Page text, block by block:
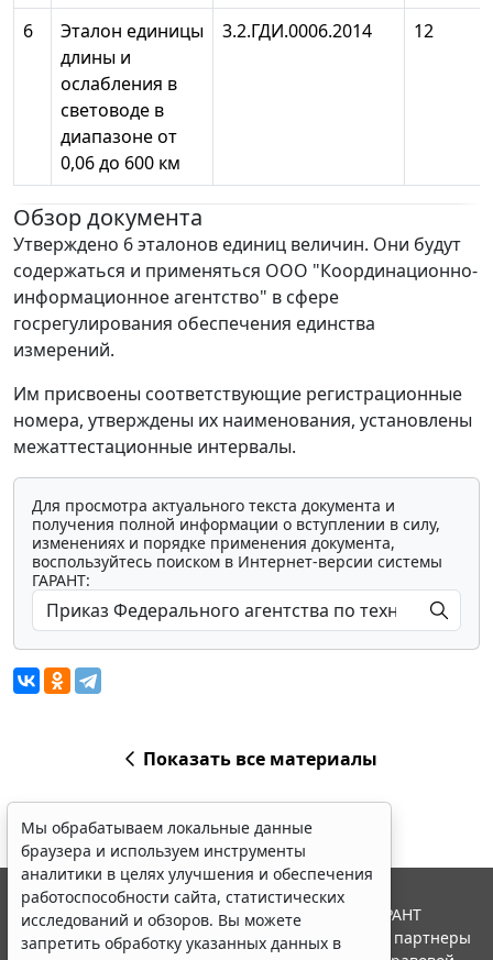
6
Эталон единицы
длины и
ослабления в
световоде в
диапазоне от
0,06 до 600 км
3.2.ГДИ.0006.2014 12
Обзор документа
Утверждено 6 эталонов единиц величин. Они будут
содержаться и применяться ООО "Координационно-
информационное агентство" в сфере
госрегулирования обеспечения единства
измерений.
Им присвоены соответствующие регистрационные
номера, утверждены их наименования, установлены
межаттестационные интервалы.
Для просмотра актуального текста документа и
получения полной информации о вступлении в силу,
изменениях и порядке применения документа,
воспользуйтесь поиском в Интернет-версии системы
ГАРАНТ:
Показать все материалы
Мы обрабатываем локальные данные
браузера и используем инструменты
аналитики в целях улучшения и обеспечения
работоспособности сайта, статистических
исследований и обзоров. Вы можете
запретить обработку указанных данных в
© ООО "НПП "ГАРАНТ-СЕРВИС", 2026. Система ГАРАНТ
выпускается с 1990 года. Компания "Гарант" и ее партнеры